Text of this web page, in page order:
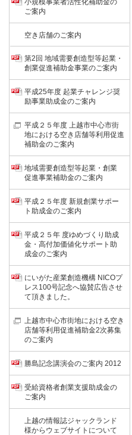
小規模事業者活性化補助金の
ご案内
空き店舗のご案内
第2回 地域需要創造型等起業・
創業促進補助金事業のご案内
平成25年度 起業チャレンジ奨
励事業助成金のご案内
平成２５年度 上越市中心市街
地における空き店舗等利用促進
補助金のご案内
地域需要創造型等起業・創業
促進事業補助金のご案内
平成２５年度 新規創業サポー
ト助成金のご案内
平成２５年 度ゆめづくり助成
金・高付加価値化サポート助
成金のご案内
にいがた産業創造機構 NICOプ
レス100号記念へ協賛広告させ
て頂きました。
上越市中心市街地における空き
店舗等利用促進補助金2次募集
のご案内
勝島記念講演会のご案内 2012
受給資格者創業支援助成金の
ご案内
上越の情報誌ジャックランド
様からウェブサイトについて